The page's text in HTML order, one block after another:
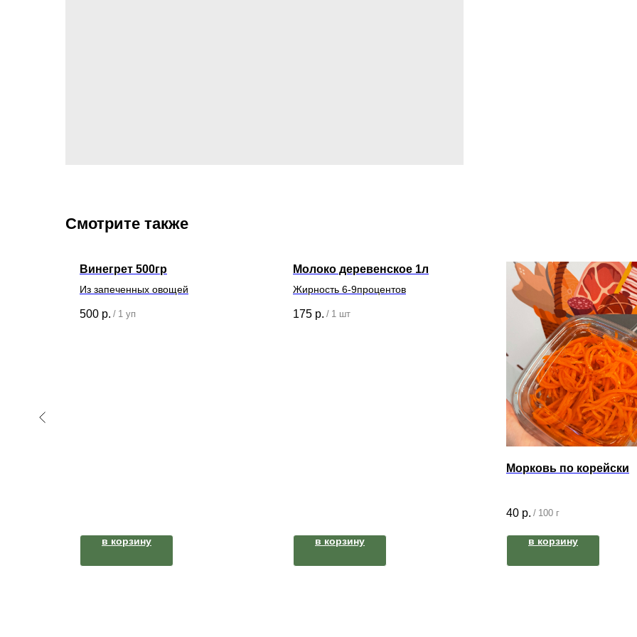
Смотрите также
Винегрет 500гр
Из запеченных овощей
500 р. / 1 уп
в корзину
Молоко деревенское 1л
Жирность 6-9процентов
175 р. / 1 шт
в корзину
Морковь по корейски
40 р. / 100 г
в корзину